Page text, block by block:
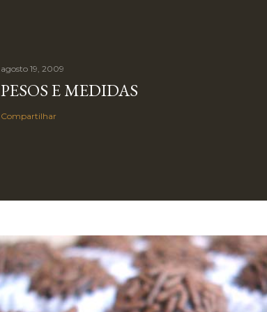
agosto 19, 2009
PESOS E MEDIDAS
Compartilhar